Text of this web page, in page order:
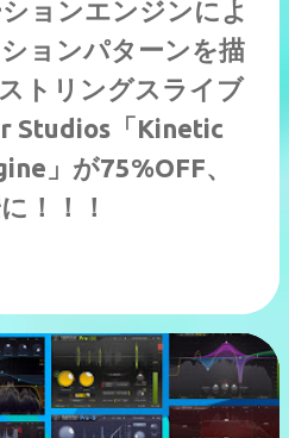
ョンエンジンによ
ョンパターンを描
トリングスライブ
Studios「Kinetic
」が75%OFF、
！！！